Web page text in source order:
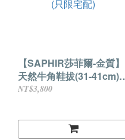
【SAPHIR莎菲爾-金質】
天然牛角鞋拔(31-41cm) -
水牛角鞋拔 手工鞋拔 精品
NT$3,800